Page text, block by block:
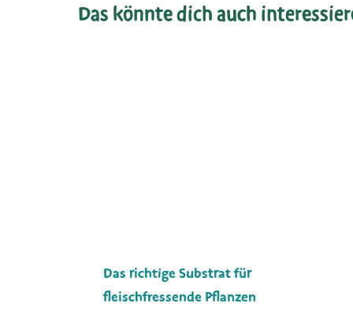
Das könnte dich auch
Das richtige Substrat für
fleischfressende Pflanzen